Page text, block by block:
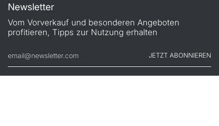
Newsletter
Vom Vorverkauf und besonderen Angeboten
profitieren, Tipps zur Nutzung erhalten
JETZT ABONNIEREN